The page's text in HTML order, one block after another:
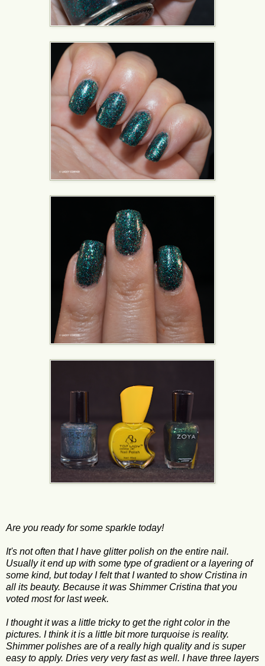
Are you ready for some sparkle today!
It's not often that I have glitter polish on the entire nail.
Usually it end up with some type of gradient or a layering of
some kind, but today I felt that I wanted to show Cristina in
all its beauty. Because it was Shimmer Cristina that you
voted most for last week.
I thought it was a little tricky to get the right color in the
pictures. I think it is a little bit more turquoise is reality.
Shimmer polishes are of a really high quality and is super
easy to apply. Dries very very fast as well. I have three layers